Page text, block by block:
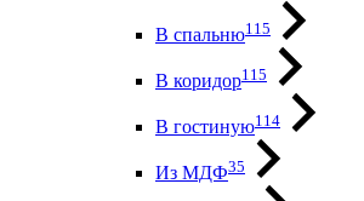
В спальню115
В коридор115
В гостиную114
Из МДФ35